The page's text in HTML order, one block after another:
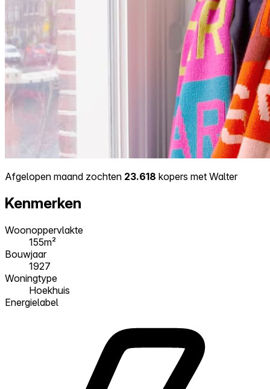
Afgelopen maand zochten 23.618 kopers met Walter
Kenmerken
Woonoppervlakte
155m²
Bouwjaar
1927
Woningtype
Hoekhuis
Energielabel